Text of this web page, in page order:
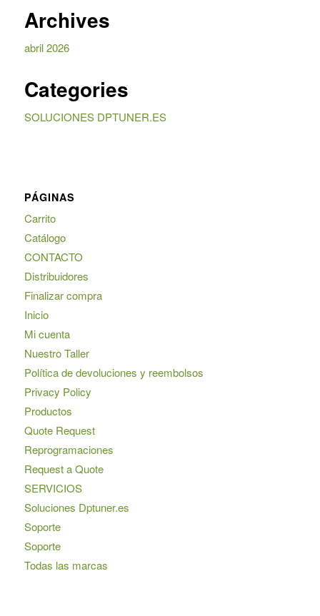
Archives
abril 2026
Categories
SOLUCIONES DPTUNER.ES
PÁGINAS
Carrito
Catálogo
CONTACTO
Distribuidores
Finalizar compra
Inicio
Mi cuenta
Nuestro Taller
Política de devoluciones y reembolsos
Privacy Policy
Productos
Quote Request
Reprogramaciones
Request a Quote
SERVICIOS
Soluciones Dptuner.es
Soporte
Soporte
Todas las marcas